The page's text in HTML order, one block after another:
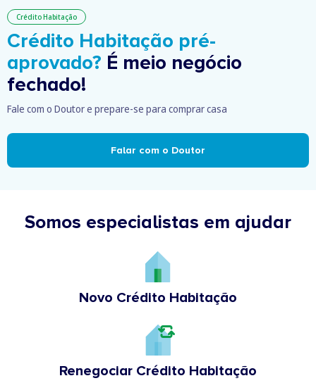
Crédito Habitação
Crédito Habitação pré-
aprovado? É meio negócio
fechado!
Fale com o Doutor e prepare-se para comprar casa
Falar com o Doutor
Somos especialistas em ajudar
Novo Crédito Habitação
Renegociar Crédito Habitação